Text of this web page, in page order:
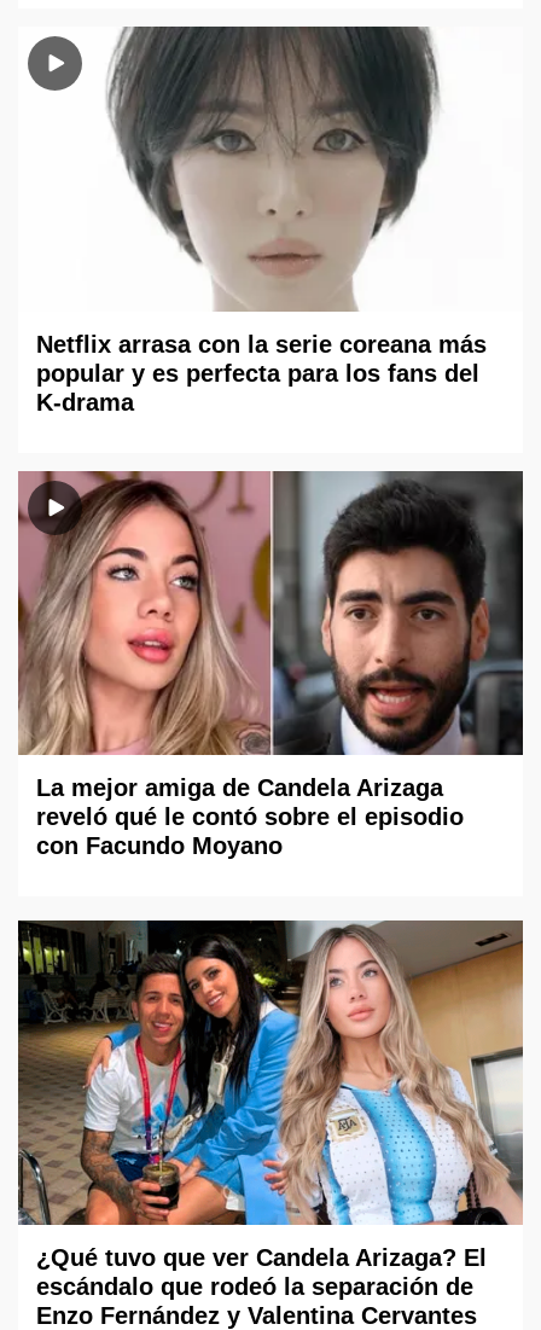
Netflix arrasa con la serie coreana más
popular y es perfecta para los fans del
K-drama
La mejor amiga de Candela Arizaga
reveló qué le contó sobre el episodio
con Facundo Moyano
¿Qué tuvo que ver Candela Arizaga? El
escándalo que rodeó la separación de
Enzo Fernández y Valentina Cervantes